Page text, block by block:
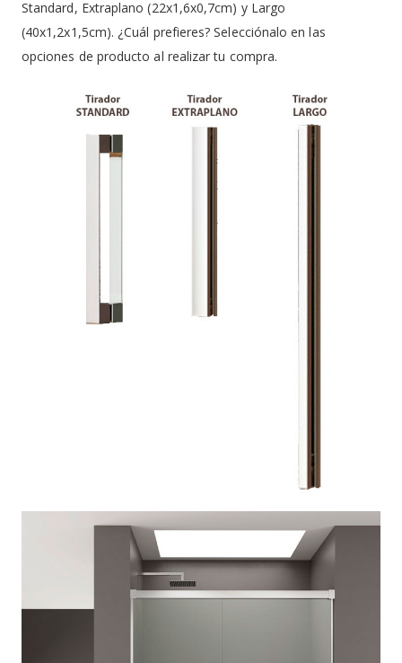
Standard, Extraplano (22x1,6x0,7cm) y Largo
(40x1,2x1,5cm). ¿Cuál prefieres? Selecciónalo en las
opciones de producto al realizar tu compra.